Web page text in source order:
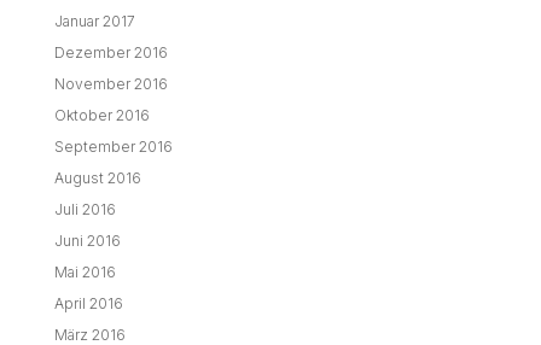
Dezember 2015
November 2015
September 2015
August 2015
Juli 2015
August 2014
*) alle angegebenen Preise gelten zzgl. der